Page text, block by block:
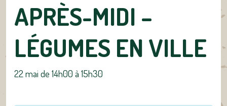
APRÈS-MIDI –
LÉGUMES EN VILLE
22 mai de 14h00 à 15h30